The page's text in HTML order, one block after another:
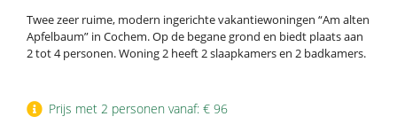
Twee zeer ruime, modern ingerichte vakantiewoningen “Am alten
Apfelbaum” in Cochem. Op de begane grond en biedt plaats aan
2 tot 4 personen. Woning 2 heeft 2 slaapkamers en 2 badkamers.
Prijs met 2 personen vanaf: € 96